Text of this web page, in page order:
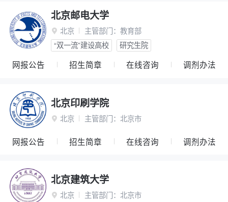
北京邮电大学
 北京 主管部门： 教育部
“双一流”建设高校
研究生院
网报公告 招生简章 在线咨询 调剂办法
北京印刷学院
 北京 主管部门： 北京市
网报公告 招生简章 在线咨询 调剂办法
北京建筑大学
 北京 主管部门： 北京市